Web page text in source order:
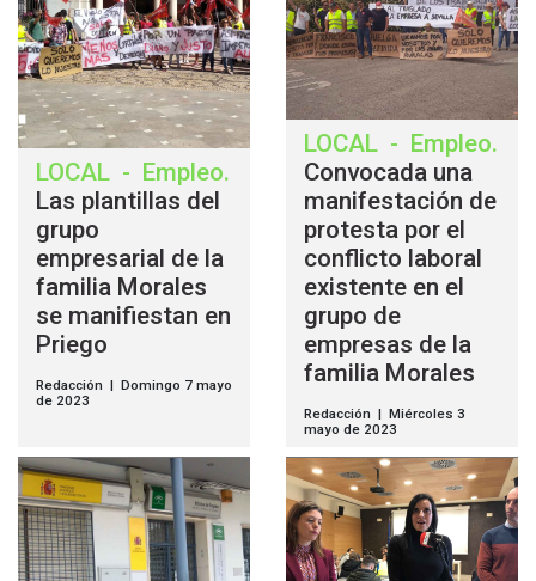
LOCAL - Empleo.
Las plantillas del
grupo
empresarial de la
familia Morales
se manifiestan en
Priego
Redacción | Domingo 7 mayo
de 2023
LOCAL - Empleo.
Convocada una
manifestación de
protesta por el
conflicto laboral
existente en el
grupo de
empresas de la
familia Morales
Redacción | Miércoles 3
mayo de 2023